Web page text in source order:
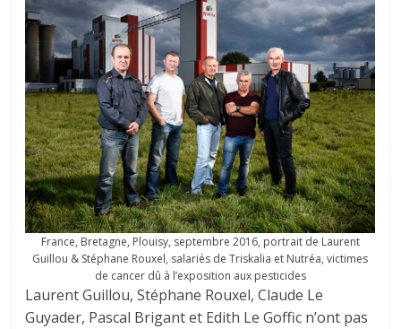
France, Bretagne, Plouisy, septembre 2016, portrait de Laurent
Guillou & Stéphane Rouxel, salariés de Triskalia et Nutréa, victimes
de cancer dû à l’exposition aux pesticides
Laurent Guillou, Stéphane Rouxel, Claude Le
Guyader, Pascal Brigant et Edith Le Goffic n’ont pas